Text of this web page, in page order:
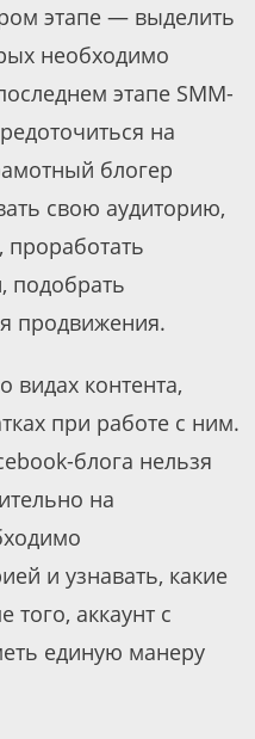
этапе — выделить
необходимо
этапе SMM-
на
блогер
свою аудиторию,
проработать
подобрать
продвижения.
видах контента,
при работе с ним.
блога нельзя
на
и узнавать, какие
аккаунт с
единую манеру